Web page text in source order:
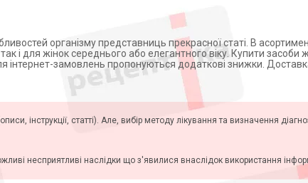
організму представниць прекрасної статі. В
і для жінок середнього або елегантного віку. Купити засоби
інтернет-замовлень пропонуються додаткові знижки.
інструкції, статті). Але, вибір методу лікування та визначення
несприятливі наслідки що з'явилися внаслідок використання